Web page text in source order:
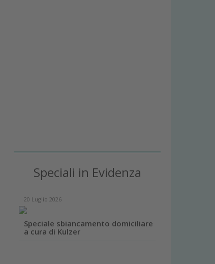
Speciali in Evidenza
20 Luglio 2026
Speciale sbiancamento domiciliare
a cura di Kulzer